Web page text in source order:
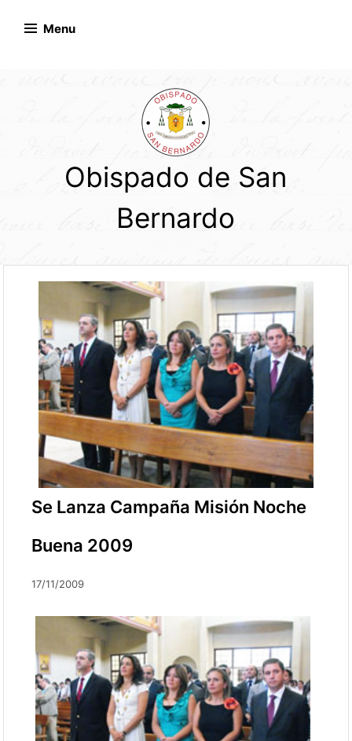
Menu
Obispado de San
Bernardo
Se Lanza Campaña Misión Noche
Buena 2009
17/11/2009